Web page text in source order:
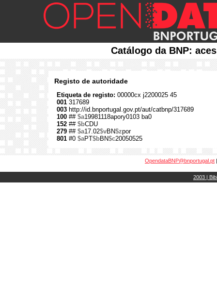
Catálogo da BNP:
Registo de autoridade
Etiqueta de registo: 00000cx j2200025 45
001 317689
003 http://id.bnportugal.gov.pt/aut/catbnp/317689
100 ## $a19981118apory0103 ba0
152 ## $bCDU
279 ## $a17.02$vBN$zpor
801 #0 $aPT$bBN$c20050525
OpendataBNP@bnportugal.pt
2003 |